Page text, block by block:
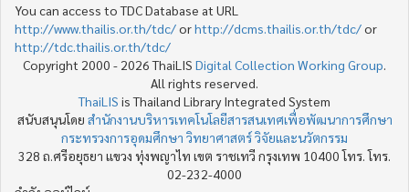
You can access to TDC Database at URL
http://www.thailis.or.th/tdc/orhttp://dcms.thailis.or.th/tdc/or
http://tdc.thailis.or.th/tdc/
Copyright 2000 - 2026 ThaiLIS Digital Collection Working Group
All rights reserved.
ThaiLIS is Thailand Library Integrated System
สนับสนุนโดย สำนักงานบริหารเทคโนโลยีสารสนเทศเพื่อพัฒนาการศึกษา
กระทรวงการอุดมศึกษา วิทยาศาสตร์ วิจัยและนวัตกรรม
328 ถ.ศรีอยุธยา แขวง ทุ่งพญาไท เขต ราชเทวี กรุงเทพ 10400 โทร. โทร.
02-232-4000